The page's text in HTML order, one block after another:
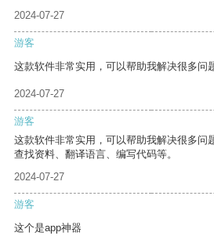
2024-07-27
游客
这款软件非常实用，可以帮助我解决很多问
2024-07-27
游客
这款软件非常实用，可以帮助我解决很多问
查找资料、翻译语言、编写代码等。
2024-07-27
游客
这个是app神器